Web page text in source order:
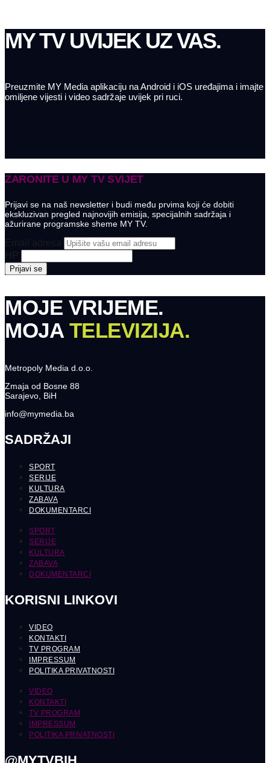
MY TV UVIJEK UZ VAS.
Preuzmite MY Media aplikaciju na Android i iOS uređajima i imajte
omiljene vijesti i video sadržaje uvijek pri ruci.
ZARONITE U MY TV SVIJET
Prijavi se na naš newsletter i budi među prvima koji će dobiti
ekskluzivan pregled najnovijih emisija, specijalnih sadržaja i
ažurirane programske sheme MY TV.
Email adresa
MOJE VRIJEME.
MOJA TELEVIZIJA.
Metropoly Media d.o.o.
Zmaja od Bosne 88
Sarajevo, BiH
info@mymedia.ba
SADRŽAJI
SPORT
SERIJE
KULTURA
ZABAVA
DOKUMENTARCI
SPORT
SERIJE
KULTURA
ZABAVA
DOKUMENTARCI
KORISNI LINKOVI
VIDEO
KONTAKTI
TV PROGRAM
IMPRESSUM
POLITIKA PRIVATNOSTI
VIDEO
KONTAKTI
TV PROGRAM
IMPRESSUM
POLITIKA PRIVATNOSTI